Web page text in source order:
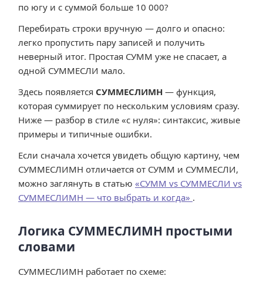
по югу и с суммой больше 10 000?
Перебирать строки вручную — долго и опасно:
легко пропустить пару записей и получить
неверный итог. Простая СУММ уже не спасает, а
одной СУММЕСЛИ мало.
Здесь появляется СУММЕСЛИМН — функция,
которая суммирует по нескольким условиям сразу.
Ниже — разбор в стиле «с нуля»: синтаксис, живые
примеры и типичные ошибки.
Если сначала хочется увидеть общую картину, чем
СУММЕСЛИМН отличается от СУММ и СУММЕСЛИ,
можно заглянуть в статью «СУММ vs СУММЕСЛИ vs
СУММЕСЛИМН — что выбрать и когда» .
Логика СУММЕСЛИМН простыми
словами
СУММЕСЛИМН работает по схеме: